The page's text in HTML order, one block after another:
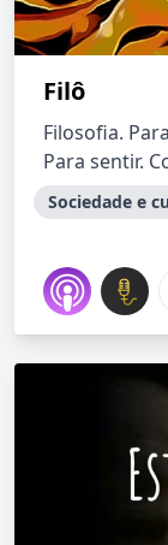
Filô
Filosofia.
Para sentir.
Sociedade e